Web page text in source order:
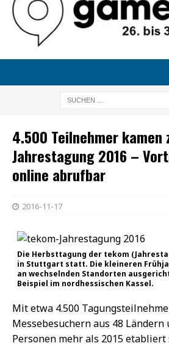
4.500 Teilnehmer kamen
Jahrestagung 2016 –
online abrufbar
2016-11-17
Die Herbsttagung der tekom
in Stuttgart statt. Die kleineren
an wechselnden Standorten
Beispiel im nordhessischen Kassel.
Mit etwa 4.500
Messebesuchern aus 48
Personen mehr als 2015 etabliert